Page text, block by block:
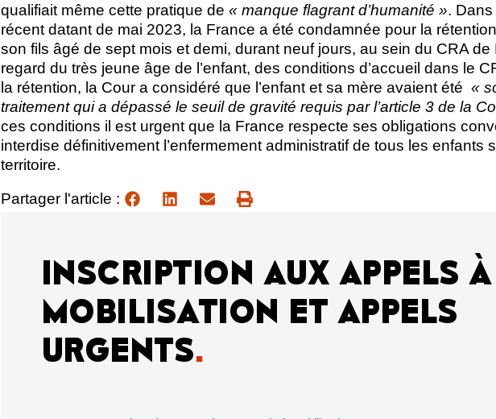
qualifiait même cette pratique de « manque flagrant d’humanité ».
récent datant de mai 2023, la France a été condamnée pour la
son fils âgé de sept mois et demi, durant neuf jours, au sein du CRA de
regard du très jeune âge de l’enfant, des conditions d’accueil dans le
la rétention, la Cour a considéré que l’enfant et sa mère avaient été «
traitement qui a dépassé le seuil de gravité requis par l’article 3 de la
ces conditions il est urgent que la France respecte ses obligations
interdise définitivement l’enfermement administratif de tous les enfants
territoire.
Partager l'article :
INSCRIPTION AUX APPELS À
MOBILISATION ET APPELS
URGENTS.